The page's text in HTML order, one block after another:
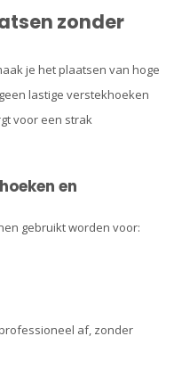
zonder
je het plaatsen van hoge
lastige verstekhoeken
voor een strak
en
gebruikt worden voor:
af, zonder